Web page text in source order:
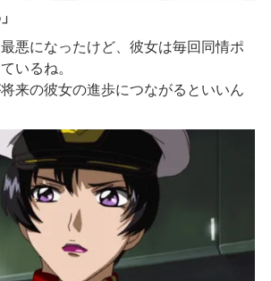
悪になったけど、彼女は毎回同情ポ
いるね。
来の彼女の進歩につながるといいん